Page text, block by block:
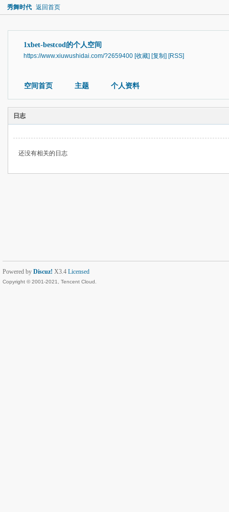
秀舞时代 返回首页
1xbet-bestcod的个人空间
https://www.xiuwushidai.com/?2659400 [收藏] [复制] [RSS]
空间首页 主题 个人资料
日志
还没有相关的日志
Powered by Discuz! X3.4 Licensed
Copyright © 2001-2021, Tencent Cloud.